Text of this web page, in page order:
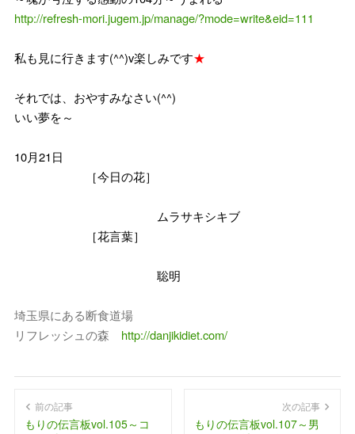
http://refresh-mori.jugem.jp/manage/?mode=write&eid=111
私も見に行きます(^^)v楽しみです★
それでは、おやすみなさい(^^)
いい夢を～
10月21日
［今日の花］
ムラサキシキブ
［花言葉］
聡明
埼玉県にある断食道場
リフレッシュの森 http://danjikidiet.com/
前の記事
もりの伝言板vol.105～コ
次の記事
もりの伝言板vol.107～男